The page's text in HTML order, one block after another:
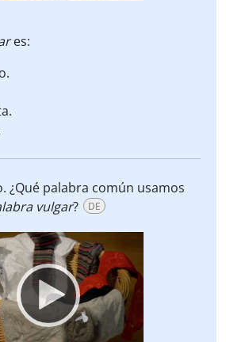
es:
¿Qué palabra común usamos
vulgar? DE